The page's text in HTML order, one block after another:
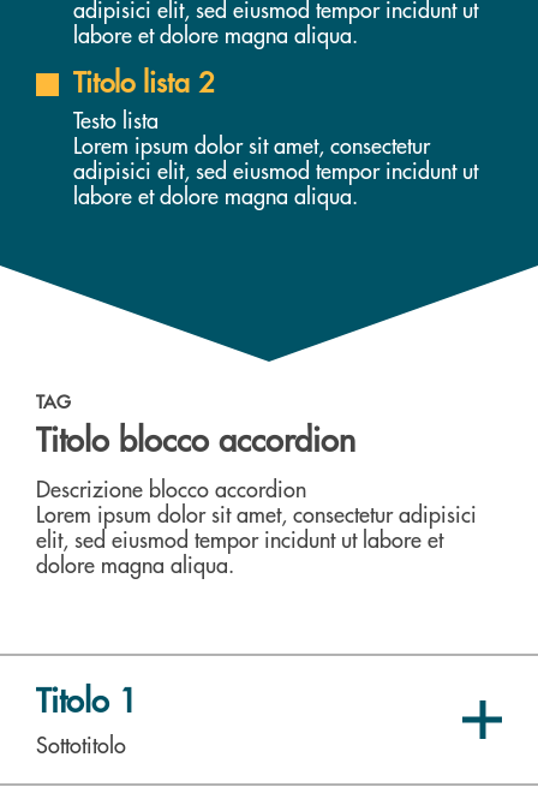
adipisici elit, sed eiusmod tempor incidunt ut
labore et dolore magna aliqua.
Titolo lista 2
Testo lista
Lorem ipsum dolor sit amet, consectetur
adipisici elit, sed eiusmod tempor incidunt ut
labore et dolore magna aliqua.
TAG
Titolo blocco accordion
Descrizione blocco accordion
Lorem ipsum dolor sit amet, consectetur adipisici
elit, sed eiusmod tempor incidunt ut labore et
dolore magna aliqua.
Titolo 1
Sottotitolo